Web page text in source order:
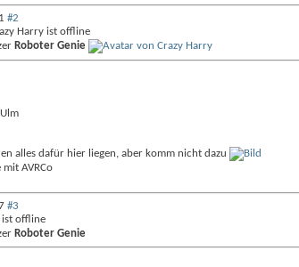
#2
Roboter Genie
alles dafür hier liegen, aber komm nicht dazu
AVRCo
#3
Roboter Genie